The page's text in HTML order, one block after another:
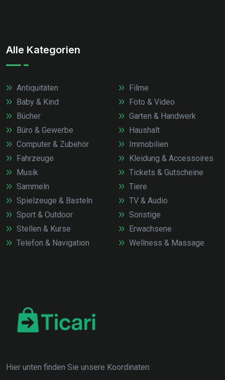
Alle Kategorien
Antiquitäten
Baby & Kind
Bücher
Büro & Gewerbe
Computer & Zubehör
Fahrzeuge
Filme
Foto & Video
Garten & Handwerk
Haushalt
Immobilien
Kleidung & Accessoires
Musik
Sammeln
Spielzeuge & Basteln
Sport & Outdoor
Stellen & Kurse
Telefon & Navigation
Tickets & Gutscheine
Tiere
TV & Audio
Sonstige
Erwachsene
Wellness & Massage
Hier unten finden Sie unsere Koordinaten: